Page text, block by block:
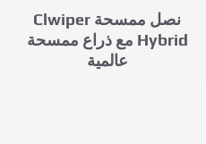
نصل ممسحة Clwiper
Hybrid مع ذراع ممسحة
عالمية